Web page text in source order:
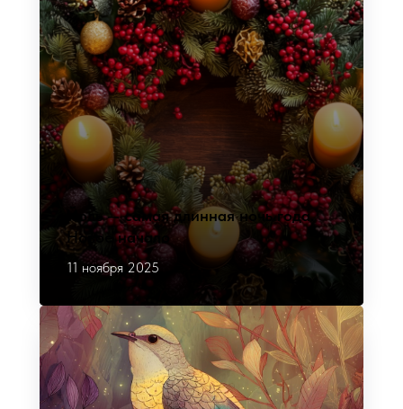
Йоль — самая длинная ночь года.
Новое начало
11 ноября 2025